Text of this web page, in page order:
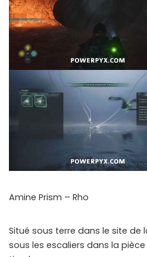
Amine Prism – Rho
Situé sous terre dans le site de
sous les escaliers dans la